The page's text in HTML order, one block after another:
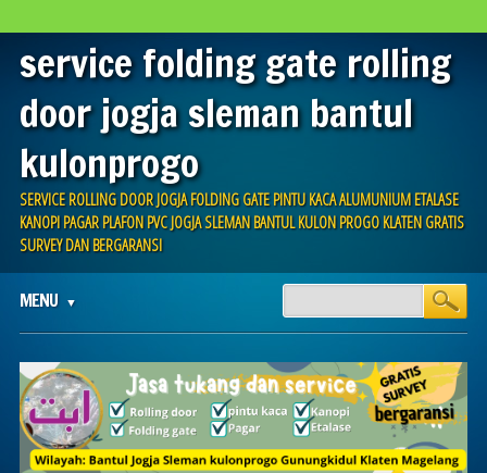
service folding gate rolling
door jogja sleman bantul
kulonprogo
SERVICE ROLLING DOOR JOGJA FOLDING GATE PINTU KACA ALUMUNIUM ETALASE
KANOPI PAGAR PLAFON PVC JOGJA SLEMAN BANTUL KULON PROGO KLATEN GRATIS
SURVEY DAN BERGARANSI
Main menu
content
MENU